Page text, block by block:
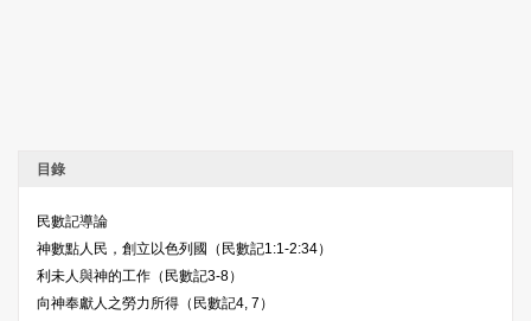
目錄
民數記導論
神數點人民，創立以色列國（民數記1:1-2:34）
利未人與神的工作（民數記3-8）
向神奉獻人之勞力所得（民數記4, 7）